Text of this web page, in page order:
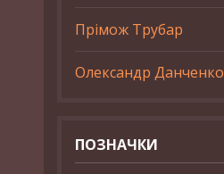
Прімож Трубар
Олександр Данченко
ПОЗНАЧКИ